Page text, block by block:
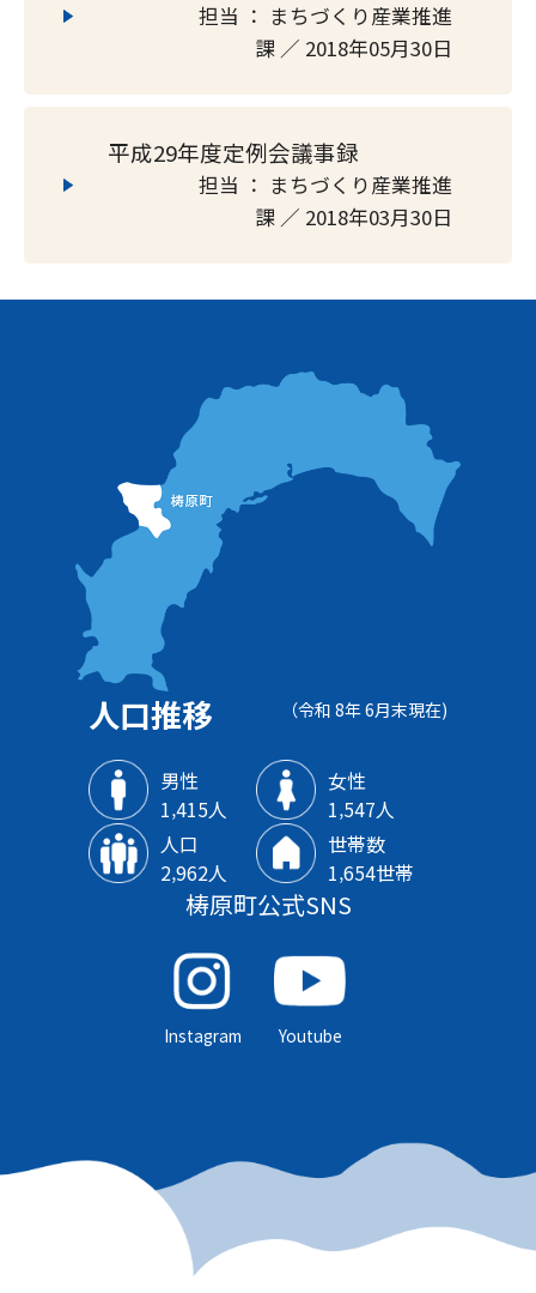
担当 ： まちづくり産業推進
課 ／ 2018年05月30日
平成29年度定例会議事録
担当 ： まちづくり産業推進
課 ／ 2018年03月30日
人口推移 （令和 8年 6月末現在)
男性
1‚415人
女性
1‚547人
人口
2‚962人
世帯数
1‚654世帯
梼原町公式SNS
Instagram Youtube